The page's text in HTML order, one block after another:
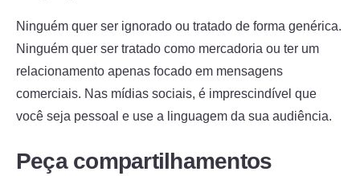
Ninguém quer ser ignorado ou tratado de forma genérica.
Ninguém quer ser tratado como mercadoria ou ter um
relacionamento apenas focado em mensagens
comerciais. Nas mídias sociais, é imprescindível que
você seja pessoal e use a linguagem da sua audiência.
Peça compartilhamentos